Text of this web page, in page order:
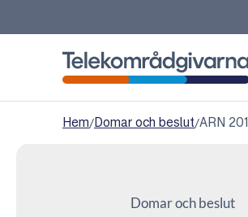
Hem/Domar och beslut/ARN
Domar och beslut